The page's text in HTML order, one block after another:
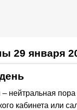
29 января
– нейтральная
кабинета или